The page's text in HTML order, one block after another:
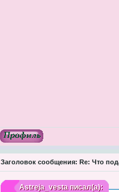
Заголовок сообщения: Re: Что
Astreja_vestaписал(а):